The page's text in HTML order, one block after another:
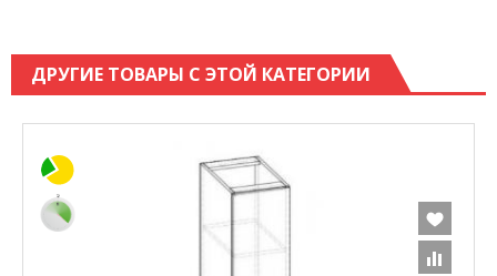
ДРУГИЕ ТОВАРЫ С ЭТОЙ КАТЕГОРИИ